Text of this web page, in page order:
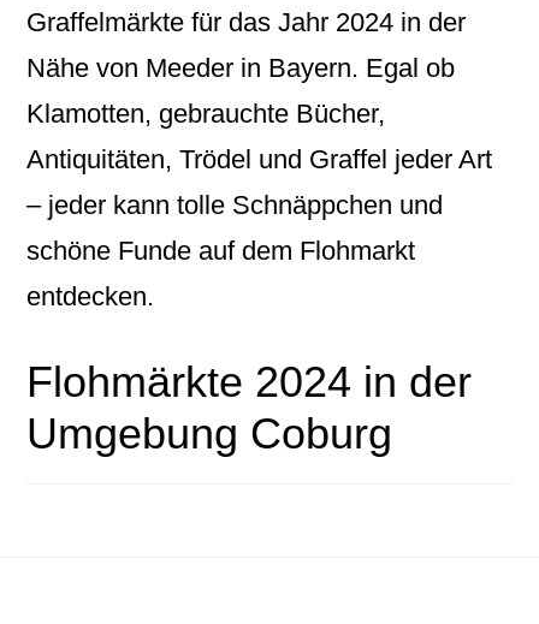
Graffelmärkte für das Jahr 2024 in der
Nähe von Meeder in Bayern. Egal ob
Klamotten, gebrauchte Bücher,
Antiquitäten, Trödel und Graffel jeder Art
– jeder kann tolle Schnäppchen und
schöne Funde auf dem Flohmarkt
entdecken.
Flohmärkte 2024 in der
Umgebung Coburg